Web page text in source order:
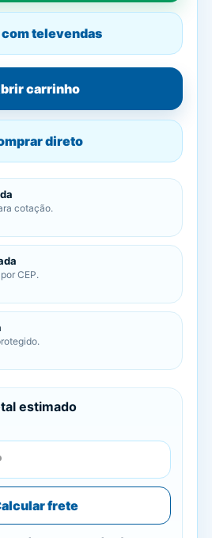
com televendas
carrinho
direto
cotação.
CEP.
estimado
frete